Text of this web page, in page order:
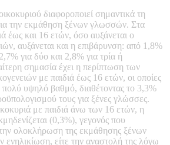
διαφοροποιεί σημαντικά τη
την εκμάθηση ξένων γλωσσών. Στα
έως και 16 ετών, όσο αυξάνεται ο
αυξάνεται και η επιβάρυνση: από 1,8%
για δύο και 2,8% για τρία ή
σημασία έχει η περίπτωση των
με παιδιά έως 16 ετών, οι οποίες
πολύ υψηλό βαθμό, διαθέτοντας το 3,3%
τους για ξένες γλώσσες.
με παιδιά άνω των 16 ετών, η
(0,3%), γεγονός που
ολοκλήρωση της εκμάθησης ξένων
ενηλικίωση, είτε την αναστολή της λόγω